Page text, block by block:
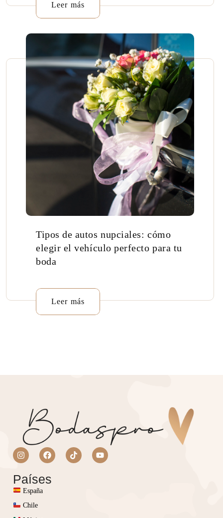
Leer más
Tipos de autos nupciales: cómo
elegir el vehículo perfecto para tu
boda
Leer más
Países
España
Chile